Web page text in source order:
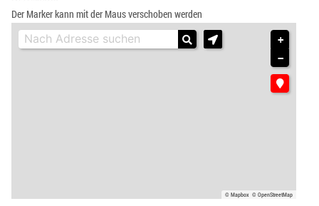
Der Marker kann mit der Maus verschoben werden
+
−
© Mapbox © OpenStreetMap